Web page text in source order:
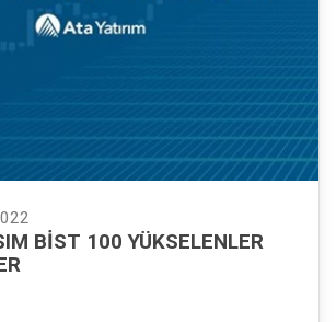
BIST 100 YÜKSELENLER